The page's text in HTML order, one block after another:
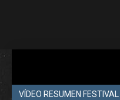
VÍDEO RESUMEN